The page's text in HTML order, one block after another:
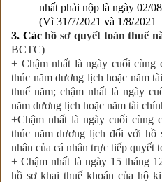
nhất phải nộp là ngày 02/
(Vì 31/7/2021 và 1/8/2021
3. Cáchồ sơ quyết toán thuế
BCTC)
+ Chậm nhất là ngày cuối
thúc năm dương lịch hoặc năm
thuế năm; chậm nhất là ngày
năm dương lịch hoặc năm tài
+Chậm nhất là ngày cuối cùng
thúc năm dương lịch đối với hồ
nhân của cá nhân trực tiếp quyết
+ Chậm nhất là ngày 15 tháng
hồ sơ khai thuế khoán của hộ